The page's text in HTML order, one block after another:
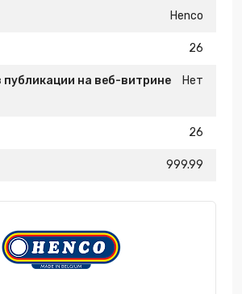
Henco
26
публикации на веб-витрине
Нет
26
999.99